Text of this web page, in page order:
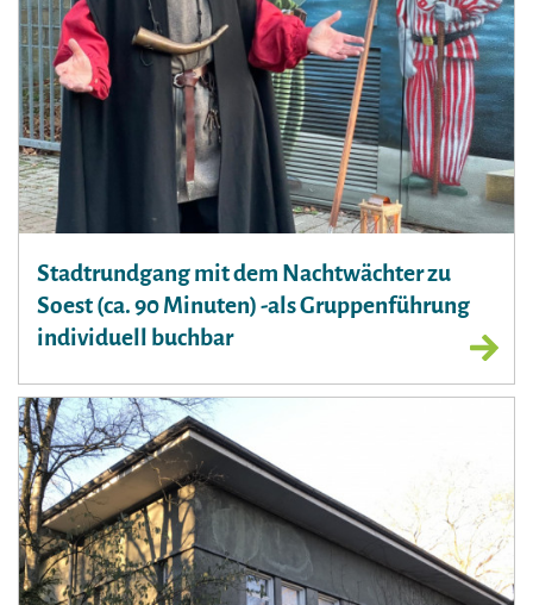
Stadtrundgang mit dem Nachtwächter zu
Soest (ca. 90 Minuten) -als Gruppenführung
individuell buchbar